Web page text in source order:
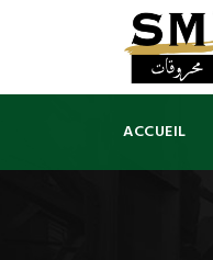
ACCUEIL